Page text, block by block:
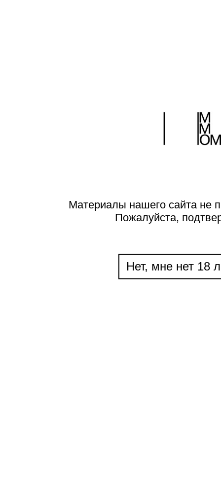
Материалы нашего сайта не
Пожалуйста,
Нет, мне нет 18